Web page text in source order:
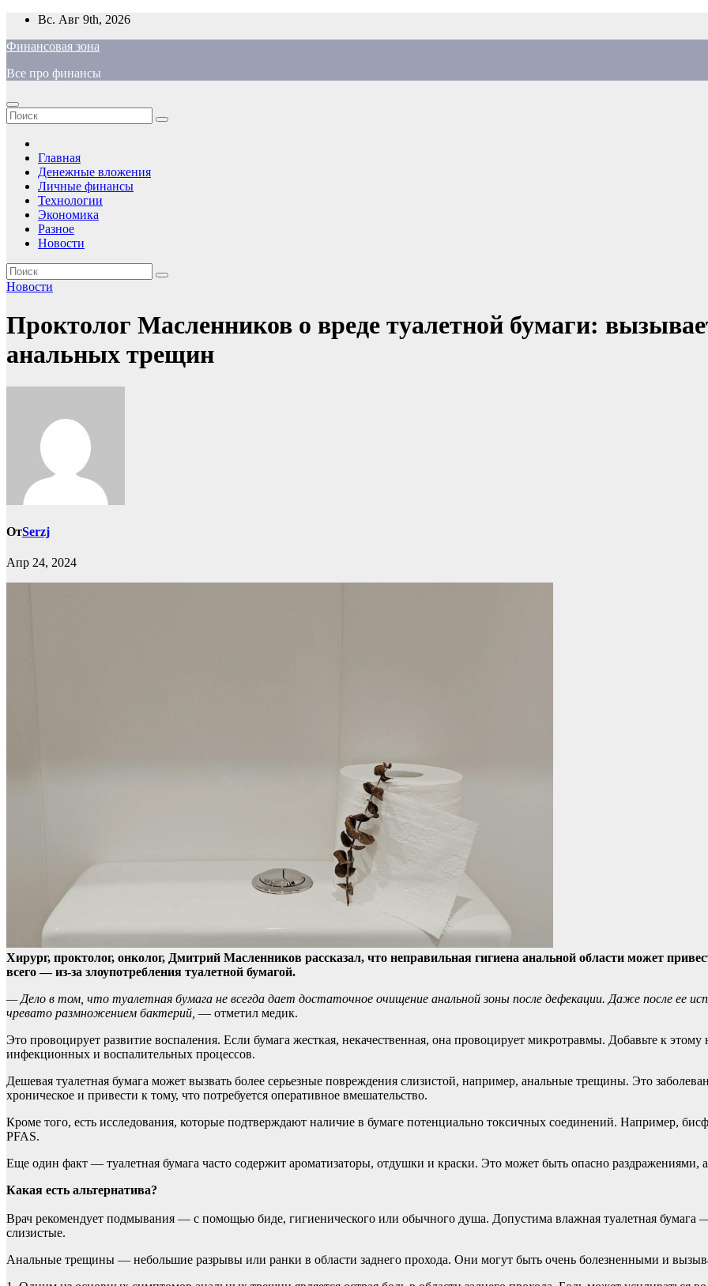
Перейти
содержимому
Вс. Авг 9th, 2026
Финансовая зона
Все про финансы
Главная
Денежные вложения
Личные финансы
Технологии
Экономика
Разное
Новости
Новости
Проктолог Масленников о вреде туалетной бумаги:
анальных трещин
ОтSerzj
Апр 24, 2024
Хирург, проктолог, онколог, Дмитрий Масленников рассказал, что неправильная гигиена анальной области может
всего — из-за злоупотребления туалетной бумагой.
— Дело в том, что туалетная бумага не всегда дает достаточное очищение анальной зоны после дефекации. Даже после ее
чревато размножением бактерий, — отметил медик.
Это провоцирует развитие воспаления. Если бумага жесткая, некачественная, она провоцирует микротравмы. Добавьте к
инфекционных и воспалительных процессов.
Дешевая туалетная бумага может вызвать более серьезные повреждения слизистой, например, анальные трещины. Это
хроническое и привести к тому, что потребуется оперативное вмешательство.
Кроме того, есть исследования, которые подтверждают наличие в бумаге потенциально токсичных соединений. Например,
PFAS.
Еще один факт — туалетная бумага часто содержит ароматизаторы, отдушки и краски. Это может быть опасно
Какая есть альтернатива?
Врач рекомендует подмывания — с помощью биде, гигиенического или обычного душа. Допустима влажная туалетная бумага
слизистые.
Анальные трещины — небольшие разрывы или ранки в области заднего прохода. Они могут быть очень болезненными и